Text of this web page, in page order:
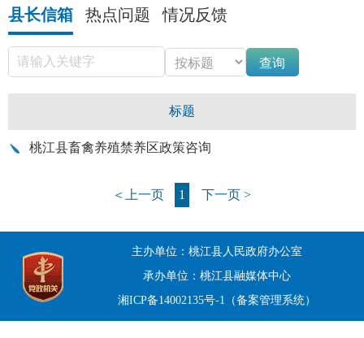
县长信箱 热点问题 情况反馈
查询
标题
桃江县畜禽养殖禁养区政策咨询
＜上一页 1 下一页 >
主办单位：桃江县人民政府办公室
承办单位：桃江县融媒体中心
湘ICP备14002135号-1（备案管理系统）